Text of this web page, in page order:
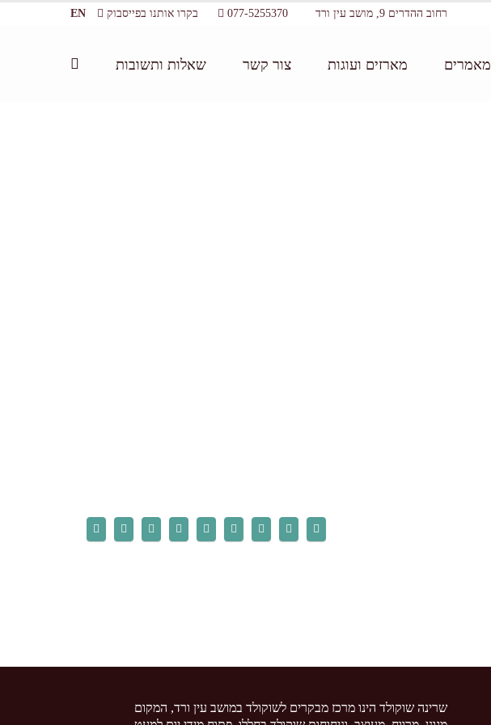
רחוב ההדרים 9, מושב עין ורד 077-5255370 בקרו אותנו בפייסבוק EN
מאמרים מארזים ועוגות צור קשר שאלות ותשובות
שרינה שוקולד הינו מרכז מבקרים לשוקולד במושב עין ורד, המקום